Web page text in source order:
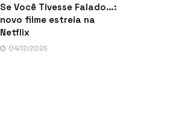
Se Você Tivesse Falado…:
novo filme estreia na
Netflix
04/12/2025